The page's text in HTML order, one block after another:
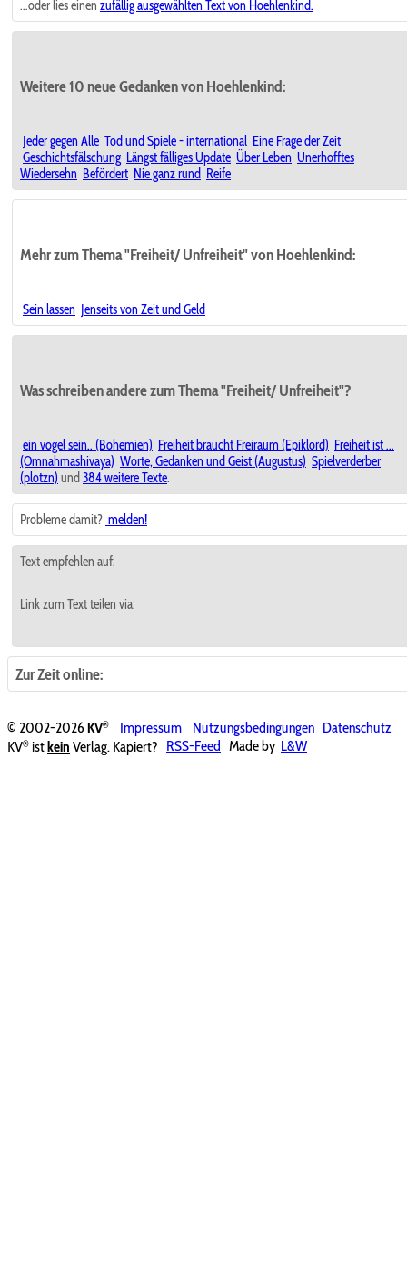
...oder lies einen zufällig ausgewählten Text von Hoehlenkind.
Weitere 10 neue Gedanken von Hoehlenkind:
Jeder gegen Alle Tod und Spiele - international Eine Frage der Zeit
Geschichtsfälschung Längst fälliges Update Über Leben Unerhofftes
Wiedersehn Befördert Nie ganz rund Reife
Mehr zum Thema "Freiheit/ Unfreiheit" von Hoehlenkind:
Sein lassen Jenseits von Zeit und Geld
Was schreiben andere zum Thema "Freiheit/ Unfreiheit"?
ein vogel sein.. (Bohemien) Freiheit braucht Freiraum (Epiklord) Freiheit ist ...
(Omnahmashivaya) Worte, Gedanken und Geist (Augustus) Spielverderber
(plotzn) und 384 weitere Texte.
Probleme damit? melden!
Text empfehlen auf:
Link zum Text teilen via:
Zur Zeit online:
© 2002-2026KV® Impressum Nutzungsbedingungen Datenschutz
KV® istkein Verlag. Kapiert? RSS-Feed Made by L&W